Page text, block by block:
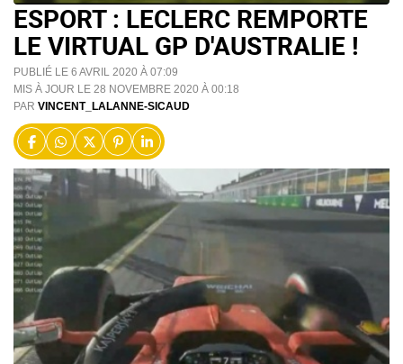
ESPORT : LECLERC REMPORTE
LE VIRTUAL GP D'AUSTRALIE !
PUBLIÉ LE 6 AVRIL 2020 À 07:09
MIS À JOUR LE 28 NOVEMBRE 2020 À 00:18
PAR VINCENT_LALANNE-SICAUD